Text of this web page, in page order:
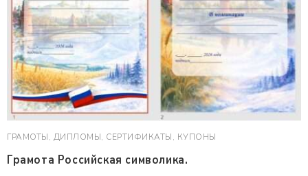
ГРАМОТЫ, ДИПЛОМЫ, СЕРТИФИКАТЫ, КУПОНЫ
Грамота Российская символика.